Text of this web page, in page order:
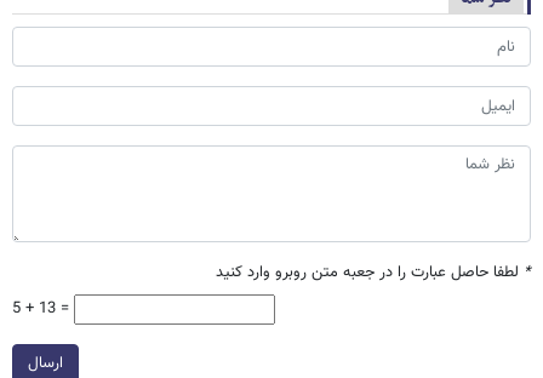
* لطفا حاصل عبارت را در جعبه متن روبرو وارد کنید
5 + 13 =
ارسال